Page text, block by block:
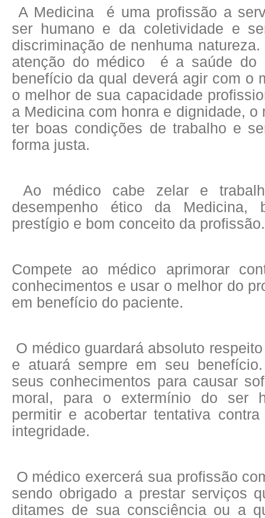
A Medicina é uma profissão a
ser humano e da coletividade e
discriminação de nenhuma
atenção do médico é a saúde do
benefício da qual deverá agir com o
o melhor de sua capacidade
a Medicina com honra e dignidade, o
ter boas condições de trabalho e
forma justa.
Ao médico cabe zelar e
desempenho ético da Medicina,
prestígio e bom conceito da profissão.
Compete ao médico aprimorar
conhecimentos e usar o melhor do
em benefício do paciente.
O médico guardará absoluto
e atuará sempre em seu
seus conhecimentos para causar
moral, para o extermínio do ser
permitir e acobertar tentativa
integridade.
O médico exercerá sua profissão
sendo obrigado a prestar serviços
ditames de sua consciência ou a